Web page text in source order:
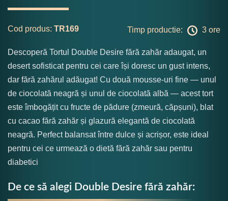
Cod produs: TR169 Timp productie: 3 ore
Descoperă Tortul Double Desire fără zahăr adaugat, un
desert sofisticat pentru cei care își doresc un gust intens,
dar fără zahărul adăugat! Cu două mousse-uri fine — unul
de ciocolată neagră și unul de ciocolată albă — acest tort
este îmbogățit cu fructe de pădure (zmeură, căpșuni), blat
cu cacao fără zahăr și glazură elegantă de ciocolată
neagră. Perfect balansat între dulce și acrișor, este ideal
pentru cei ce urmează o dietă fără zahăr sau pentru
diabetici
De ce să alegi Double Desire fără zahăr: